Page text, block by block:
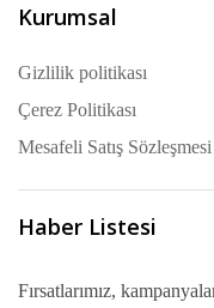
Kurumsal
Gizlilik politikası
Çerez Politikası
Mesafeli Satış Sözleşmesi
Haber Listesi
Fırsatlarımız,